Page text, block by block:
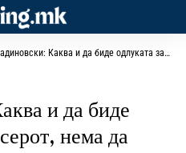
Каква и да биде одлуката за балансерот, нема да биде политичка
и да биде
нема да